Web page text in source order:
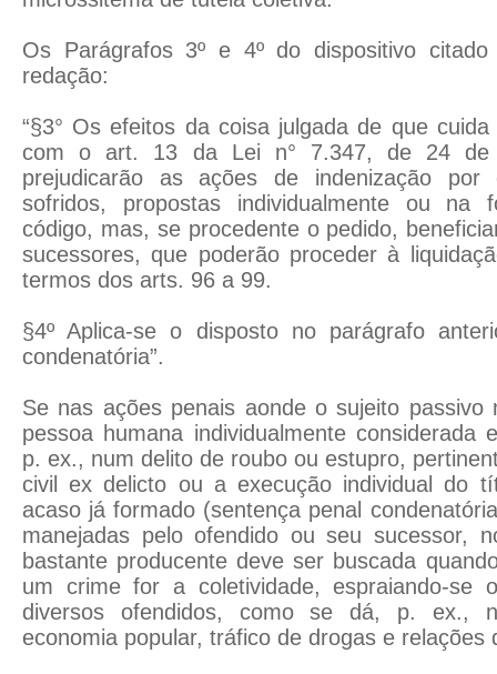
Os Parágrafos 3º e 4º do dispositivo
redação:
“§3° Os efeitos da coisa julgada de que
com o art. 13 da Lei n° 7.347, de 24 de
prejudicarão as ações de indenização por
sofridos, propostas individualmente ou na
código, mas, se procedente o pedido,
sucessores, que poderão proceder à
termos dos arts. 96 a 99.
§4º Aplica-se o disposto no parágrafo
condenatória”.
Se nas ações penais aonde o sujeito
pessoa humana individualmente considerada
p. ex., num delito de roubo ou estupro,
civil ex delicto ou a execução individual do
acaso já formado (sentença penal
manejadas pelo ofendido ou seu sucessor,
bastante producente deve ser buscada
um crime for a coletividade, espraiando-se
diversos ofendidos, como se dá, p. ex.,
economia popular, tráfico de drogas e relações